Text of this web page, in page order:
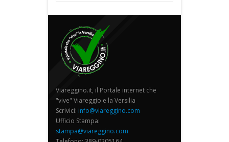
Viareggino.it, il Portale internet che
"vive" Viareggio e la Versilia
Scrivici: info@viareggino.com
Ufficio Stampa:
stampa@viareggino.com